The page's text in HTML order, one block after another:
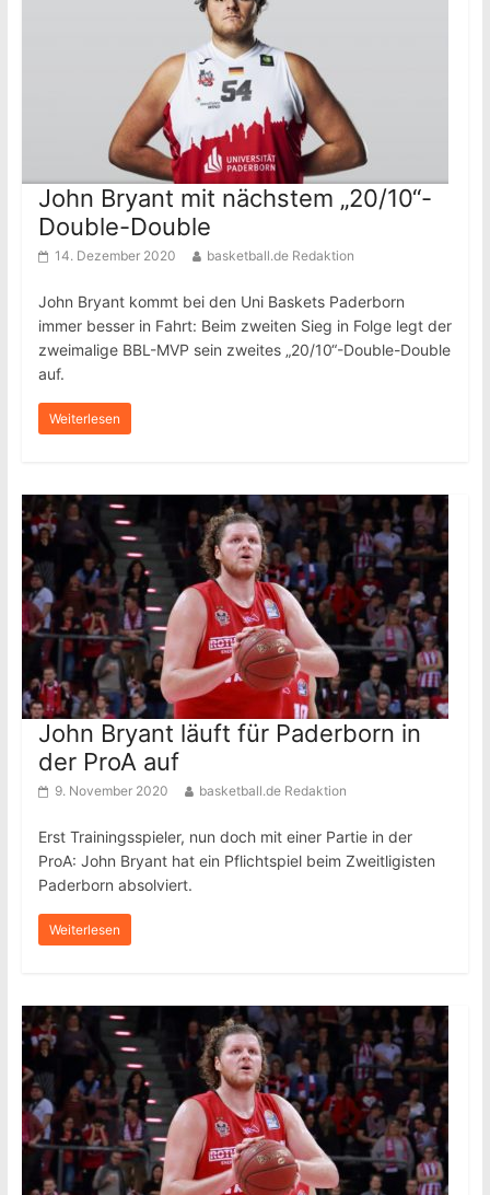
John Bryant mit nächstem „20/10“-
Double-Double
14. Dezember 2020 basketball.de Redaktion
John Bryant kommt bei den Uni Baskets Paderborn
immer besser in Fahrt: Beim zweiten Sieg in Folge legt der
zweimalige BBL-MVP sein zweites „20/10“-Double-Double
auf.
Weiterlesen
John Bryant läuft für Paderborn in
der ProA auf
9. November 2020 basketball.de Redaktion
Erst Trainingsspieler, nun doch mit einer Partie in der
ProA: John Bryant hat ein Pflichtspiel beim Zweitligisten
Paderborn absolviert.
Weiterlesen